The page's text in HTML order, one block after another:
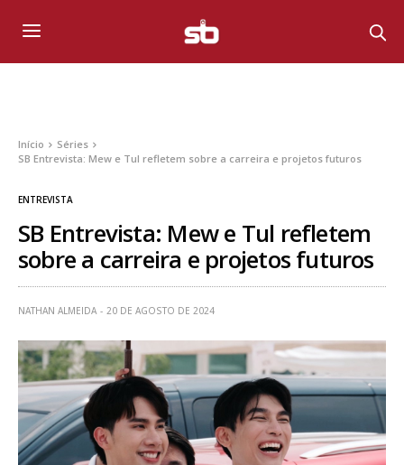
Início
Séries
SB Entrevista: Mew e Tul refletem sobre a carreira e projetos futuros
ENTREVISTA
SB Entrevista: Mew e Tul refletem
sobre a carreira e projetos futuros
NATHAN ALMEIDA 20 DE AGOSTO DE 2024